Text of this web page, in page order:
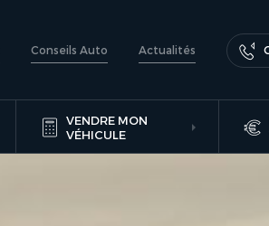
Conseils Auto Actualités
VENDRE MON
VÉHICULE